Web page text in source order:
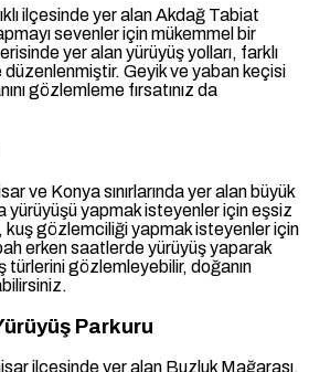
ilçesinde yer alan Akdağ Tabiat
sevenler için mükemmel bir
yer alan yürüyüş yolları, farklı
Geyik ve yaban keçisi
gözlemleme fırsatınız da
ve Konya sınırlarında yer alan büyük
yürüyüşü yapmak isteyenler için eşsiz
kuş gözlemciliği yapmak isteyenler için
erken saatlerde yürüyüş yaparak
türlerini gözlemleyebilir, doğanın
Parkuru
ilçesinde yer alan Buzluk Mağarası,